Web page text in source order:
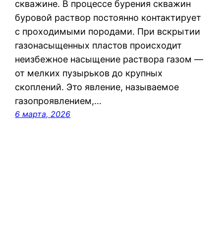
скважине. В процессе бурения скважин
буровой раствор постоянно контактирует
с проходимыми породами. При вскрытии
газонасыщенных пластов происходит
неизбежное насыщение раствора газом —
от мелких пузырьков до крупных
скоплений. Это явление, называемое
газопроявлением,…
6 марта, 2026